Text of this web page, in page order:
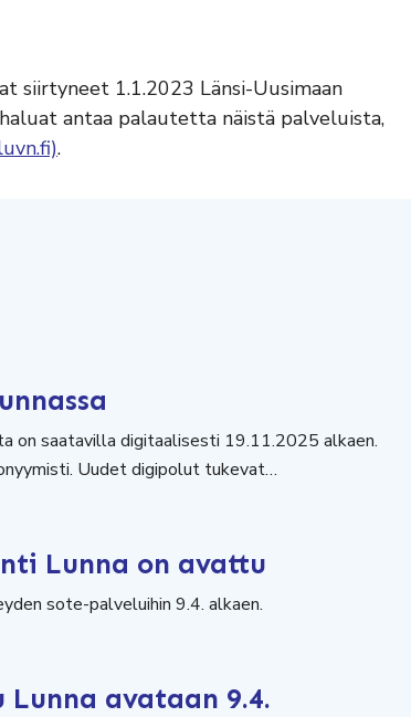
siirtyneet 1.1.2023 Länsi-Uusimaan
antaa palautetta näistä palveluista,
.
on saatavilla digitaalisesti 19.11.2025 alkaen.
Uudet digipolut tukevat…
Lunna on avattu
sote-palveluihin 9.4. alkaen.
avataan 9.4.